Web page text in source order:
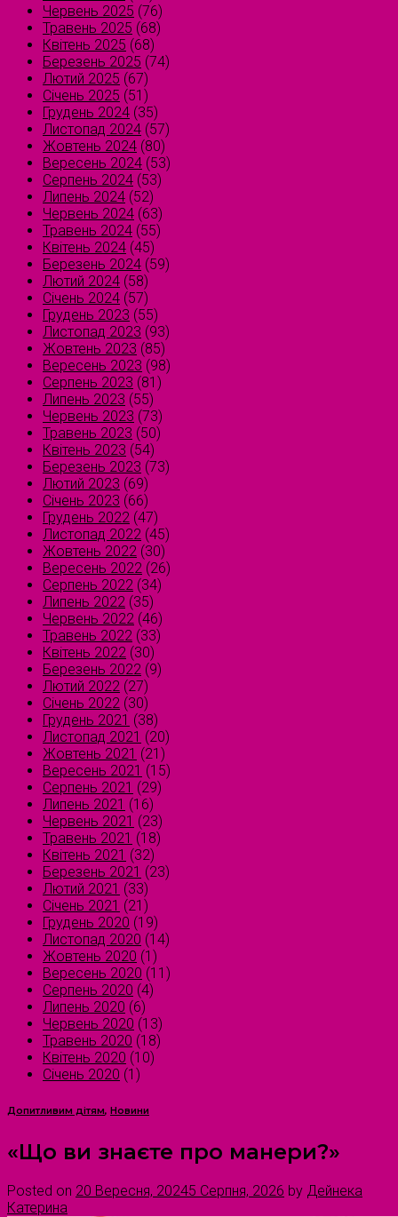
Червень 2025 (76)
Травень 2025 (68)
Квітень 2025 (68)
Березень 2025 (74)
Лютий 2025 (67)
Січень 2025 (51)
Грудень 2024 (35)
Листопад 2024 (57)
Жовтень 2024 (80)
Вересень 2024 (53)
Серпень 2024 (53)
Липень 2024 (52)
Червень 2024 (63)
Травень 2024 (55)
Квітень 2024 (45)
Березень 2024 (59)
Лютий 2024 (58)
Січень 2024 (57)
Грудень 2023 (55)
Листопад 2023 (93)
Жовтень 2023 (85)
Вересень 2023 (98)
Серпень 2023 (81)
Липень 2023 (55)
Червень 2023 (73)
Травень 2023 (50)
Квітень 2023 (54)
Березень 2023 (73)
Лютий 2023 (69)
Січень 2023 (66)
Грудень 2022 (47)
Листопад 2022 (45)
Жовтень 2022 (30)
Вересень 2022 (26)
Серпень 2022 (34)
Липень 2022 (35)
Червень 2022 (46)
Травень 2022 (33)
Квітень 2022 (30)
Березень 2022 (9)
Лютий 2022 (27)
Січень 2022 (30)
Грудень 2021 (38)
Листопад 2021 (20)
Жовтень 2021 (21)
Вересень 2021 (15)
Серпень 2021 (29)
Липень 2021 (16)
Червень 2021 (23)
Травень 2021 (18)
Квітень 2021 (32)
Березень 2021 (23)
Лютий 2021 (33)
Січень 2021 (21)
Грудень 2020 (19)
Листопад 2020 (14)
Жовтень 2020 (1)
Вересень 2020 (11)
Серпень 2020 (4)
Липень 2020 (6)
Червень 2020 (13)
Травень 2020 (18)
Квітень 2020 (10)
Січень 2020 (1)
Допитливим дітям, Новини
«Що ви знаєте про манери?»
Posted on 20 Вересня, 20245 Серпня, 2026 by Дейнека
Катерина